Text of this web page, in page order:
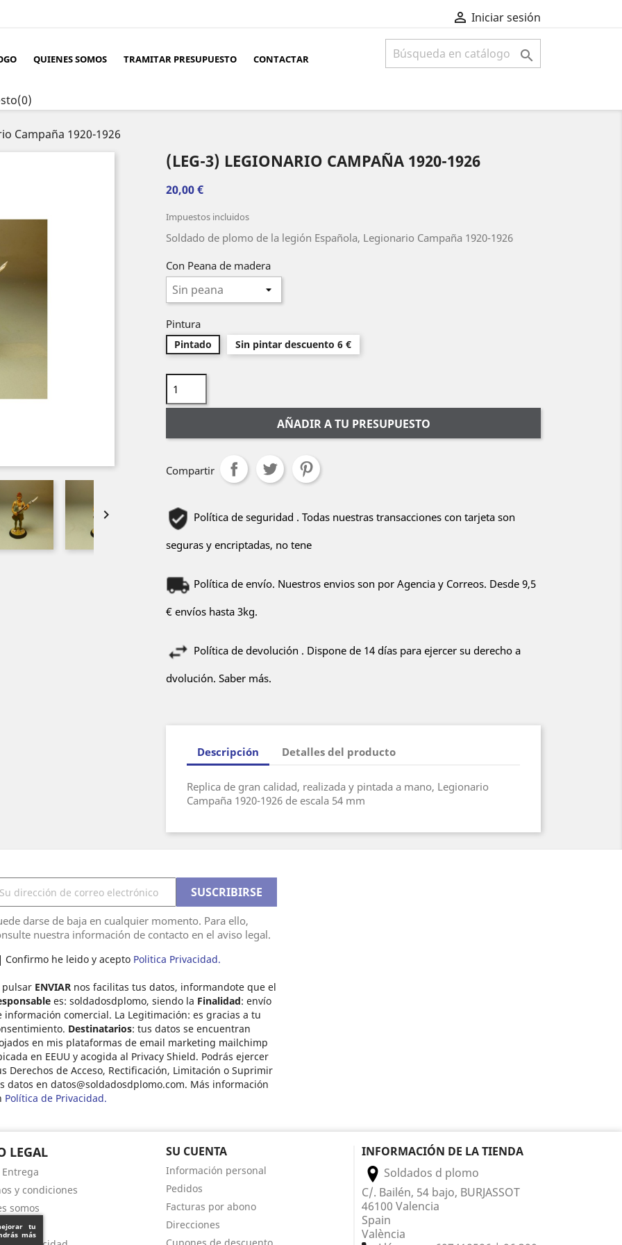
tu
más
 Iniciar sesión
QUIENES SOMOS TRAMITAR PRESUPUESTO CONTACTAR 
(0)
Campaña 1920-1926

(LEG-3) LEGIONARIO CAMPAÑA 1920-1926
20,00 €
Impuestos incluidos
Soldado de plomo de la legión Española, Legionario Campaña 1920-1926
Con Peana de madera
Pintura
Pintado Sin pintar descuento 6 €
AÑADIR A TU PRESUPUESTO
Compartir
Política de seguridad . Todas nuestras transacciones con tarjeta son
seguras y encriptadas, no tene
Política de envío. Nuestros envios son por Agencia y Correos. Desde 9,5
€ envíos hasta 3kg.
Política de devolución . Dispone de 14 días para ejercer su derecho a
dvolución. Saber más.
Descripción Detalles del producto
Replica de gran calidad, realizada y pintada a mano, Legionario
Campaña 1920-1926 de escala 54 mm
darse de baja en cualquier momento. Para ello,
nuestra información de contacto en el aviso legal.
Confirmo he leido y acepto Politica Privacidad.
pulsar ENVIARnos facilitas tus datos, informandote que el
es: soldadosdplomo, siendo la Finalidad: envío
información comercial. La Legitimación: es gracias a tu
Destinatarios: tus datos se encuentran
en mis plataformas de email marketing mailchimp
en EEUU y acogida al Privacy Shield. Podrás ejercer
Derechos de Acceso, Rectificación, Limitación o Suprimir
datos en datos@soldadosdplomo.com. Más información
Política de Privacidad.
LEGAL
y condiciones
somos
pago
SU CUENTA
Información personal
Pedidos
Facturas por abono
Direcciones
INFORMACIÓN DE LA TIENDA
Soldados d plomo
C/. Bailén, 54 bajo, BURJASSOT
46100 Valencia
Spain
València